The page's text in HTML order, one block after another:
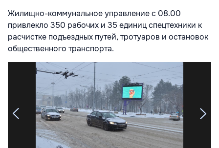
Жилищно-коммунальное управление с 08.00
привлекло 350 рабочих и 35 единиц спецтехники к
расчистке подъездных путей, тротуаров и остановок
общественного транспорта.